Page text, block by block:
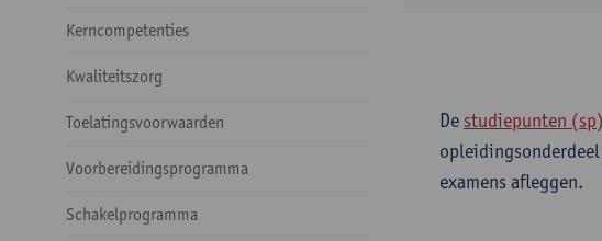
Kerncompetenties
Kwaliteitszorg
Toelatingsvoorwaarden
Voorbereidingsprogramma
Schakelprogramma
De studiepunten (sp)
examens afleggen.